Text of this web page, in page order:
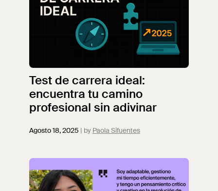
Test de carrera ideal:
encuentra tu camino
profesional sin adivinar
Agosto 18, 2025 Paola Sifuentes